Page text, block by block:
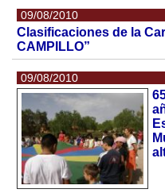
09/08/2010
Clasificaciones de la
CAMPILLO”
09/08/2010